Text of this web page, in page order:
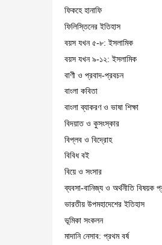
ফিকহে হানাফি
ফিলিস্তিনের ইতিহাস
বয়স যখন ৫-৮: ইসলামিক
বয়স যখন ৯-১২: ইসলামিক
বাণী ও প্রবাদ-প্রবচন
বাংলা কবিতা
বাংলা ব্যাকরণ ও ভাষা শিক্ষা
বিদয়াত ও কুসংস্কার
বিপ্লব ও বিদ্রোহ
বিবিধ বই
বিয়ে ও সংসার
ব্যবসা-বানিজ্য ও অর্থনীতি বিষয়ক
ভারতীয় উপমহাদেশের ইতিহাস
ভূমিকা সংকলন
মাদানি নেসাব: প্রথম বর্ষ